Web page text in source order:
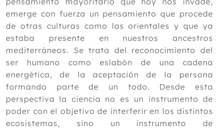
emerge con fuerza un pensamiento que procede
de otras culturas como las orientales y que ya
estaba presente en nuestros ancestros
mediterráneos. Se trata del reconocimiento del
ser humano como eslabón de una cadena
energética, de la aceptación de la persona
formando parte de un todo. Desde esta
perspectiva la ciencia no es un instrumento de
poder con el objetivo de interferir en los distintos
ecosistemas, sino un instrumento de